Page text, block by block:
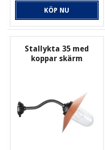
KÖP NU
Stallykta 35 med
koppar skärm